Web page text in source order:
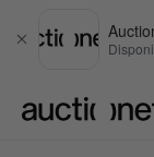
Cerrar